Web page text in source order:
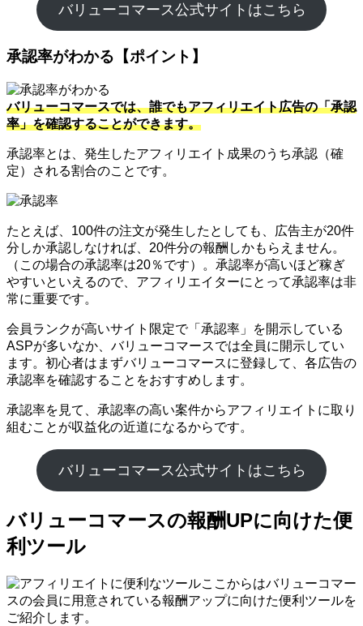
バリューコマース公式サイトはこちら
承認率がわかる【ポイント】
バリューコマースでは、誰でもアフィリエイト広告の「承認
率」を確認することができます。
承認率とは、発生したアフィリエイト成果のうち承認（確
定）される割合のことです。
たとえば、100件の注文が発生したとしても、広告主が20件
分しか承認しなければ、20件分の報酬しかもらえません。
（この場合の承認率は20％です）。承認率が高いほど稼ぎ
やすいといえるので、アフィリエイターにとって承認率は非
常に重要です。
会員ランクが高いサイト限定で「承認率」を開示している
ASPが多いなか、バリューコマースでは全員に開示してい
ます。初心者はまずバリューコマースに登録して、各広告の
承認率を確認することをおすすめします。
承認率を見て、承認率の高い案件からアフィリエイトに取り
組むことが収益化の近道になるからです。
バリューコマース公式サイトはこちら
バリューコマースの報酬UPに向けた便
利ツール
ここからはバリューコマー
スの会員に用意されている報酬アップに向けた便利ツールを
ご紹介します。